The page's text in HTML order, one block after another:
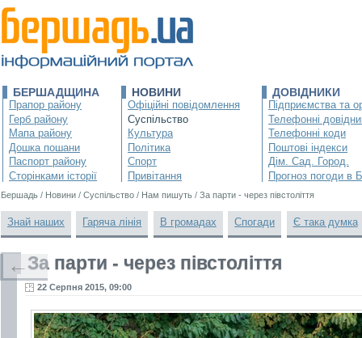
БЕРШАДЩИНА
Прапор району
Герб району
Мапа району
Дошка пошани
Паспорт району
Сторінками історії
НОВИНИ
Офіційні повідомлення
Суспільство
Культура
Політика
Спорт
Привітання
ДОВІДНИКИ
Підприємства та
Телефонні
Телефонні коди
Поштові індекси
Дім. Сад. Город.
Прогноз погоди в
Бершадь / Новини / Суспільство / Нам пишуть / За парти - через півстоліття
Знай наших Гаряча лінія В громадах Спогади Є така думка
За парти - через півстоліття
22 Серпня 2015, 09:00
←